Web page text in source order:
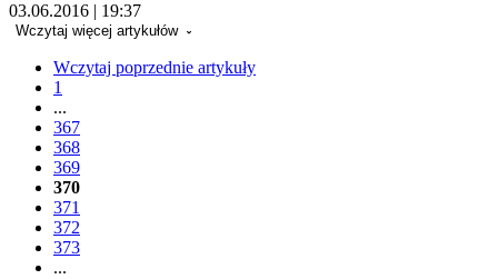
03.06.2016 | 19:37
Wczytaj więcej artykułów
Wczytaj poprzednie artykuły
1
...
367
368
369
370
371
372
373
...